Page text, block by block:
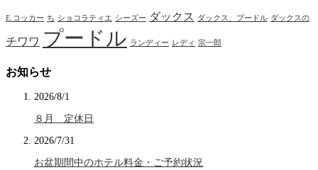
E.コッカー ち ショコラティエ シーズー ダックス ダックス、プードル ダックスの
チワワ プードル ランディー レディ 宗一郎
お知らせ
2026/8/1
８月 定休日
2026/7/31
お盆期間中のホテル料金・ご予約状況